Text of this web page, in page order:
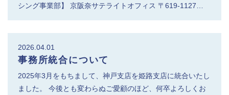
シング事業部】 京阪奈サテライトオフィス 〒619-1127…
2026.04.01
事務所統合について
2025年3月をもちまして、神戸支店を姫路支店に統合いたし
ました。 今後とも変わらぬご愛顧のほど、何卒よろしくお